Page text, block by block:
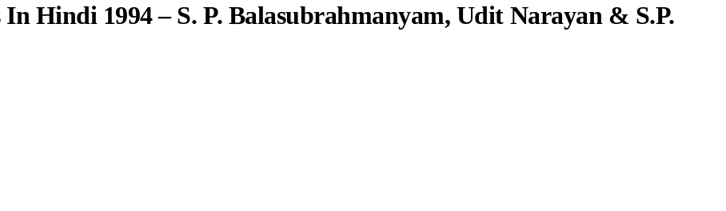
Hindi 1994 – S. P. Balasubrahmanyam, Udit Narayan & S.P.